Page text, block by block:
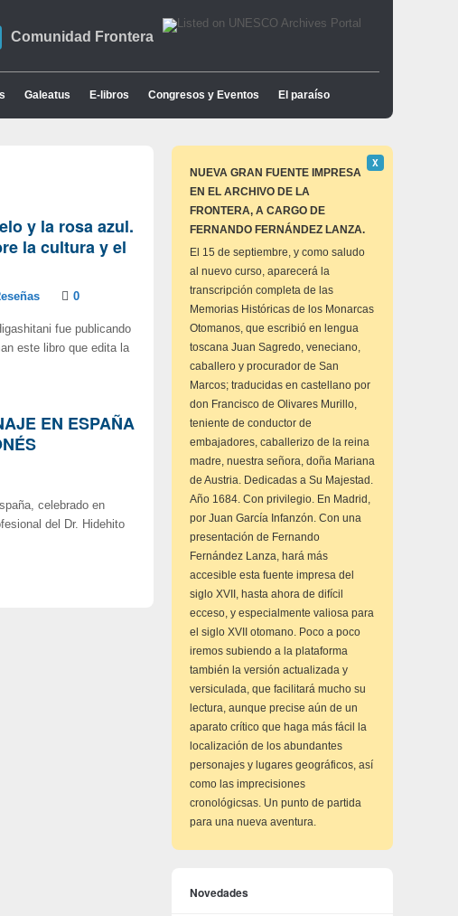
Comunidad Frontera
Galeatus E-libros Congresos y Eventos El paraíso
y la rosa azul.
la cultura y el
0
fue publicando
este libro que edita la
EN ESPAÑA
celebrado en
del Dr. Hidehito
NUEVA GRAN FUENTE IMPRESA
EN EL ARCHIVO DE LA
FRONTERA, A CARGO DE
FERNANDO FERNÁNDEZ LANZA.
Descartar
este
Χ
El 15 de septiembre, y como saludo
al nuevo curso, aparecerá la
transcripción completa de las
Memorias Históricas de los Monarcas
Otomanos, que escribió en lengua
toscana Juan Sagredo, veneciano,
caballero y procurador de San
Marcos; traducidas en castellano por
don Francisco de Olivares Murillo,
teniente de conductor de
embajadores, caballerizo de la reina
madre, nuestra señora, doña Mariana
de Austria. Dedicadas a Su Majestad.
Año 1684. Con privilegio. En Madrid,
por Juan García Infanzón. Con una
presentación de Fernando
Fernández Lanza, hará más
accesible esta fuente impresa del
siglo XVII, hasta ahora de difícil
ecceso, y especialmente valiosa para
el siglo XVII otomano. Poco a poco
iremos subiendo a la plataforma
también la versión actualizada y
versiculada, que facilitará mucho su
lectura, aunque precise aún de un
aparato crítico que haga más fácil la
localización de los abundantes
personajes y lugares geográficos, así
como las imprecisiones
cronológicsas. Un punto de partida
para una nueva aventura.
Novedades